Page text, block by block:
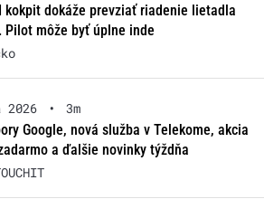
kokpit dokáže prevziať riadenie lietadla
Pilot môže byť úplne inde
•
3m
Google, nová služba v Telekome, akcia
a ďalšie novinky týždňa